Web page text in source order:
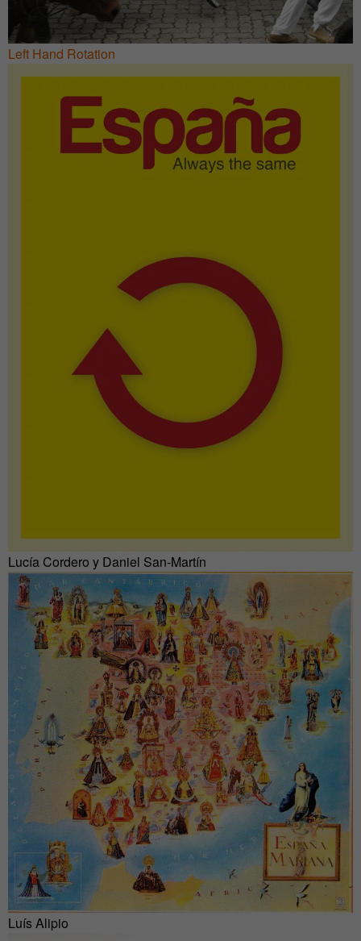
Left Hand Rotation
Lucía Cordero y Daniel San-Martín
Luís Alipio